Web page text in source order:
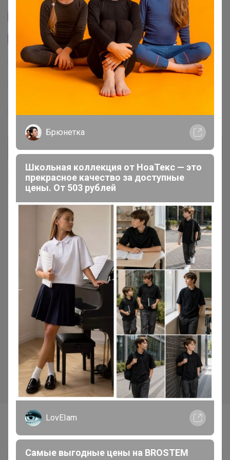
Сайт закупки
Размерная сетка
Торговые марки
Donella™ Orkide™
Bross™ Ozkan™
Хиты продаж
626р
Мягкая игрушка плюшевая
мопс/ собака серый, 30 см
626р
Мягкая игрушка плюшевая
мопс/ собака белый, 30 см
Самые желанные
Брюнетка
Школьная коллекция от НоаТекс — это
прекрасное качество за доступные
цены. От 503 рублей
LovEIam
Самые выгодные цены на BROSTEM